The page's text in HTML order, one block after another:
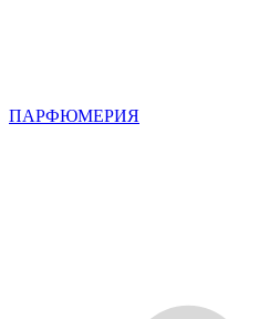
ПАРФЮМЕРИЯ